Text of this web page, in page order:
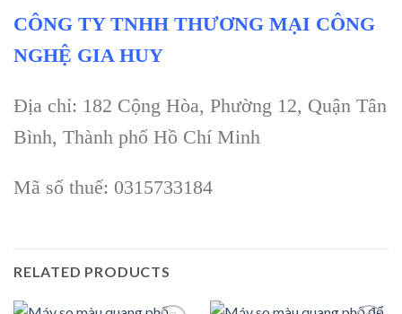
CÔNG TY TNHH THƯƠNG MẠI CÔNG
NGHỆ GIA HUY
Địa chỉ: 182 Cộng Hòa, Phường 12, Quận Tân
Bình, Thành phố Hồ Chí Minh
Mã số thuế: 0315733184
RELATED PRODUCTS